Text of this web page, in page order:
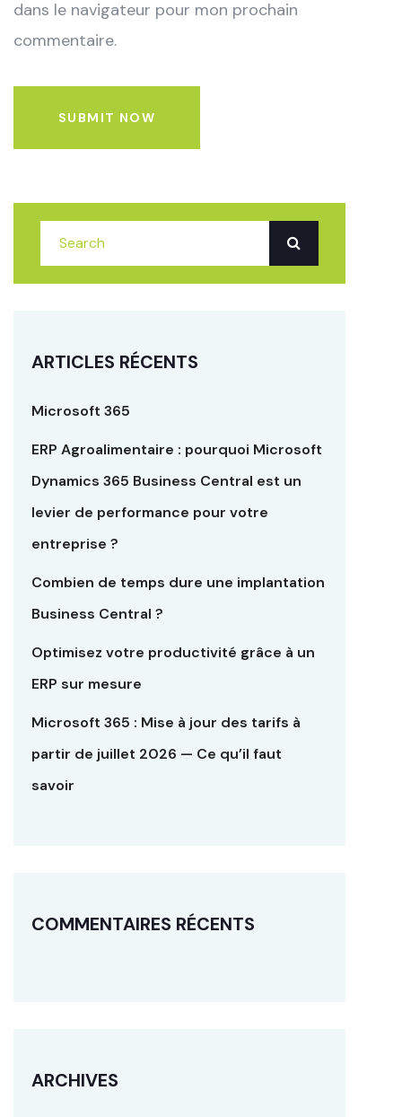
dans le navigateur pour mon prochain
commentaire.
SUBMIT NOW
ARTICLES RÉCENTS
Microsoft 365
ERP Agroalimentaire : pourquoi Microsoft
Dynamics 365 Business Central est un
levier de performance pour votre
entreprise ?
Combien de temps dure une implantation
Business Central ?
Optimisez votre productivité grâce à un
ERP sur mesure
Microsoft 365 : Mise à jour des tarifs à
partir de juillet 2026 — Ce qu’il faut
savoir
COMMENTAIRES RÉCENTS
ARCHIVES